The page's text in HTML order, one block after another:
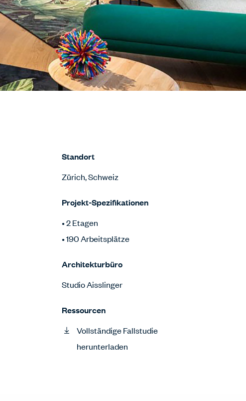
Standort
Zürich, Schweiz
Projekt-Spezifikationen
• 2 Etagen
• 190 Arbeitsplätze
Architekturbüro
Studio Aisslinger
Ressourcen
Vollständige Fallstudie
herunterladen